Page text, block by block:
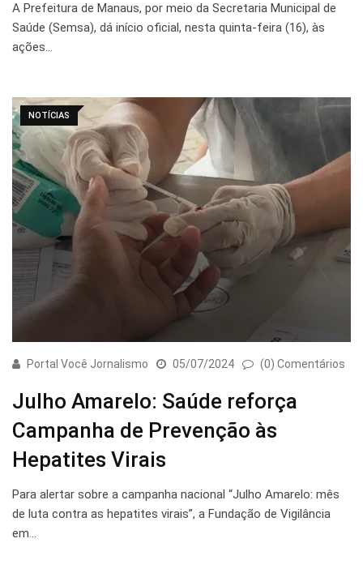
A Prefeitura de Manaus, por meio da Secretaria Municipal de
Saúde (Semsa), dá início oficial, nesta quinta-feira (16), às
ações…
NOTÍCIAS
Portal Você Jornalismo 05/07/2024 (0) Comentários
Julho Amarelo: Saúde reforça
Campanha de Prevenção às
Hepatites Virais
Para alertar sobre a campanha nacional “Julho Amarelo: mês
de luta contra as hepatites virais”, a Fundação de Vigilância
em…